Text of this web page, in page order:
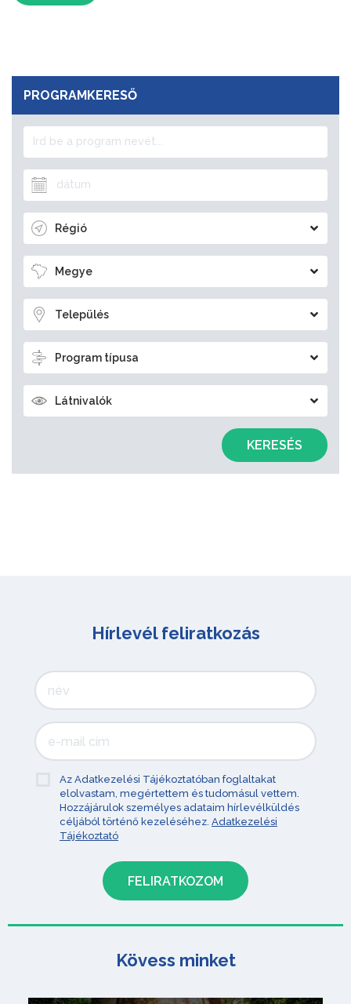
PROGRAMKERESŐ
Régió
Megye
Település
Program típusa
Látnivalók
KERESÉS
Hírlevél feliratkozás
Az Adatkezelési Tájékoztatóban foglaltakat
elolvastam, megértettem és tudomásul vettem.
Hozzájárulok személyes adataim hírlevélküldés
céljából történő kezeléséhez. Adatkezelési
Tájékoztató
Kövess minket